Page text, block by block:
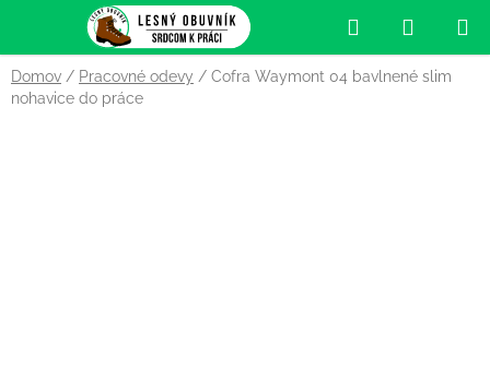
obsah
Hľadať
KOŠÍK
Domov / Pracovné odevy / Cofra Waymont 04 bavlnené slim
nohavice do práce